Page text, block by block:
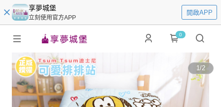
享夢城堡
立刻使用官方APP
開啟APP
0
1/2